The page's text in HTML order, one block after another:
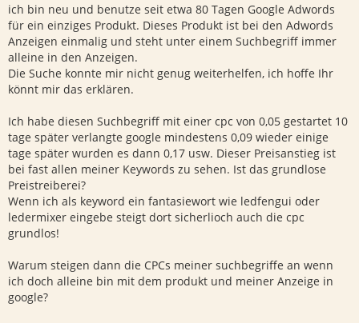
g
ich bin neu und benutze seit etwa 80 Tagen Google Adwords
für ein einziges Produkt. Dieses Produkt ist bei den Adwords
Anzeigen einmalig und steht unter einem Suchbegriff immer
alleine in den Anzeigen.
Die Suche konnte mir nicht genug weiterhelfen, ich hoffe Ihr
könnt mir das erklären.
Ich habe diesen Suchbegriff mit einer cpc von 0,05 gestartet 10
tage später verlangte google mindestens 0,09 wieder einige
tage später wurden es dann 0,17 usw. Dieser Preisanstieg ist
bei fast allen meiner Keywords zu sehen. Ist das grundlose
Preistreiberei?
Wenn ich als keyword ein fantasiewort wie ledfengui oder
ledermixer eingebe steigt dort sicherlioch auch die cpc
grundlos!
Warum steigen dann die CPCs meiner suchbegriffe an wenn
ich doch alleine bin mit dem produkt und meiner Anzeige in
google?